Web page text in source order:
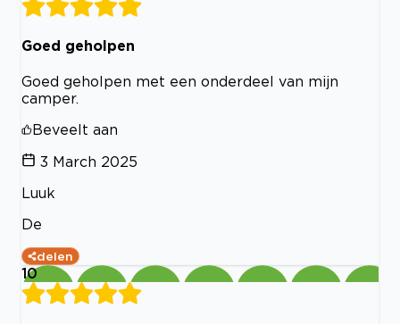
Goed geholpen
Goed geholpen met een onderdeel van mijn
camper.
Beveelt aan
3 March 2025
Luuk
De
delen
10